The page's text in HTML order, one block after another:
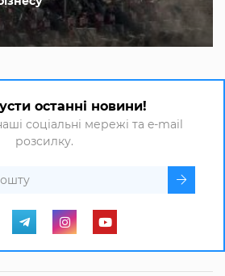
останні новини!
соціальні мережі та e-mail
розсилку.